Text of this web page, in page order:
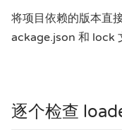
将项目依赖的版本直
ackage.json 和 lock
逐个检查